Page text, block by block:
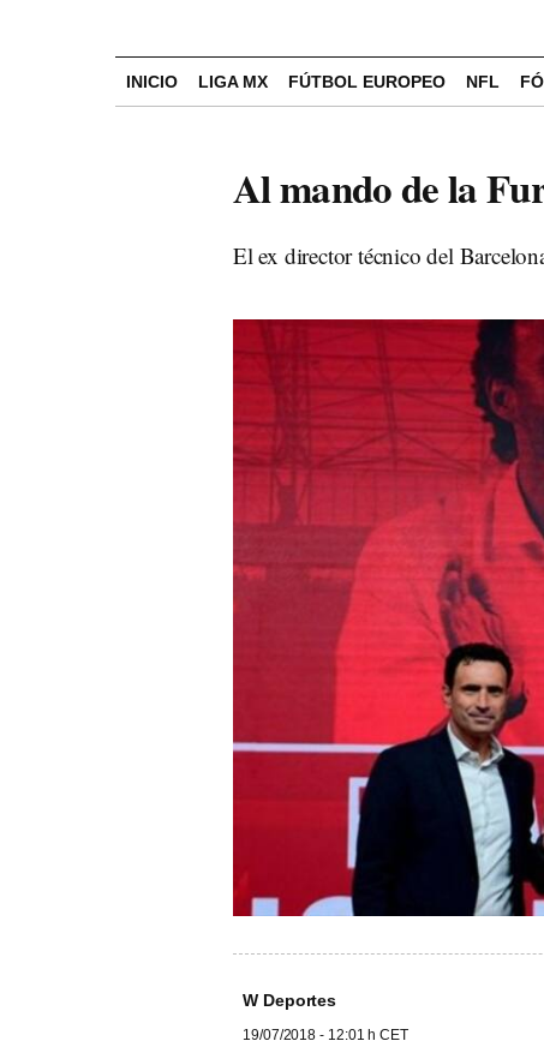
INICIO LIGA MX FÚTBOL EUROPEO NFL
Al mando de la
El ex director técnico del
W Deportes
19/07/2018 - 12:01 h CET